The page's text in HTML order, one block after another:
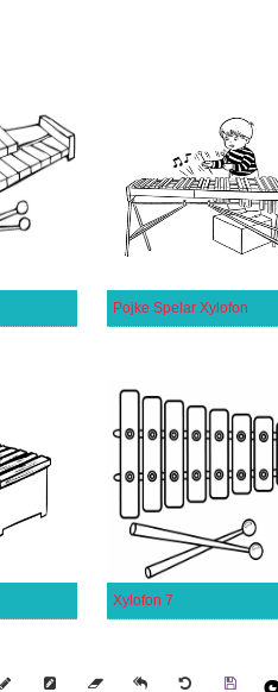
Pojke Spelar Xylofon
Xylofon 7